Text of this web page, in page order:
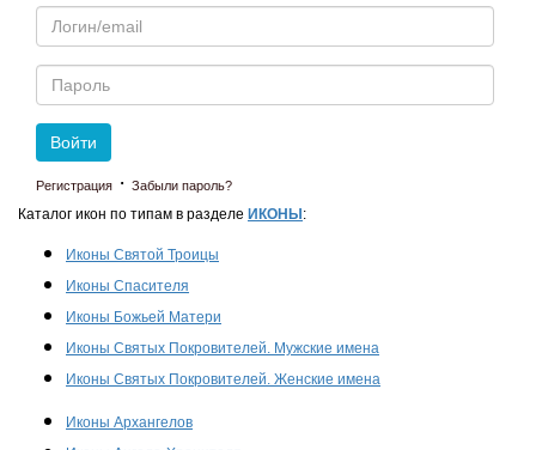
Email
Пароль
Войти
Регистрация · Забыли пароль?
Каталог икон по типам в разделе ИКОНЫ :
Иконы Святой Троицы
Иконы Спасителя
Иконы Божьей Матери
Иконы Святых Покровителей. Мужские имена
Иконы Святых Покровителей. Женские имена
Иконы Архангелов